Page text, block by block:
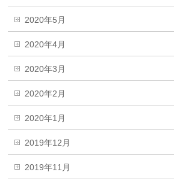
2020年5月
2020年4月
2020年3月
2020年2月
2020年1月
2019年12月
2019年11月